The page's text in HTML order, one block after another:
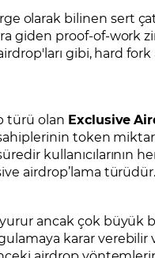
olarak bilinen sert
giden proof-of-work
gibi, hard fork
türü olan Exclusive
token
kullanıcılarının
airdrop’lama
ancak çok büyük
karar